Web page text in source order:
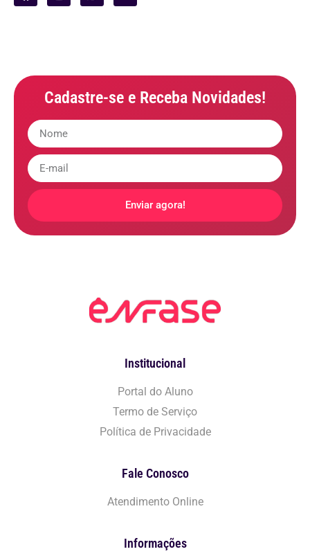
Cadastre-se e Receba Novidades!
Enviar agora!
Institucional
Portal do Aluno
Termo de Serviço
Política de Privacidade
Fale Conosco
Atendimento Online
Informações